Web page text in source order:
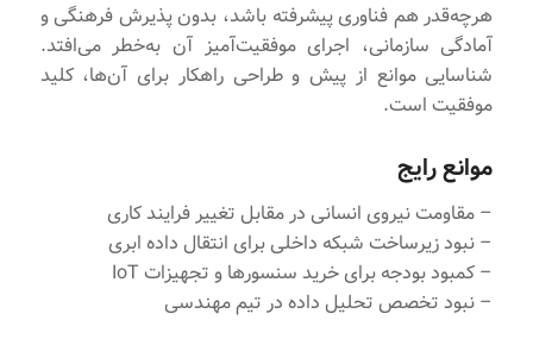
هرچه‌قدر هم فناوری پیشرفته باشد، بدون پذیرش فرهنگی و
آمادگی سازمانی، اجرای موفقیت‌آمیز آن به‌خطر می‌افتد.
شناسایی موانع از پیش و طراحی راهکار برای آن‌ها، کلید
موفقیت است.
موانع رایج
– مقاومت نیروی انسانی در مقابل تغییر فرایند کاری
– نبود زیرساخت شبکه داخلی برای انتقال داده ابری
– کمبود بودجه برای خرید سنسورها و تجهیزات IoT
– نبود تخصص تحلیل داده در تیم مهندسی